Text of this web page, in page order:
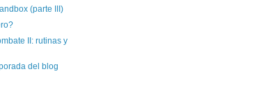
(parte III)
II: rutinas y
del blog